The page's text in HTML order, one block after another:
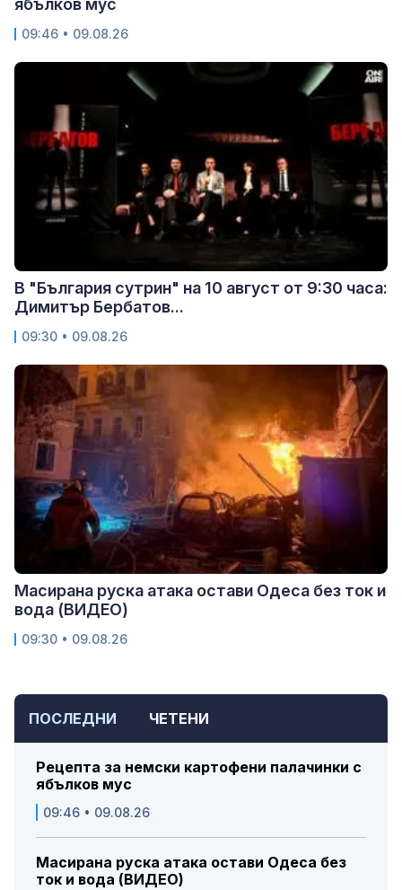
ПОСЛЕДНИ ЧЕТЕНИ
Рецепта за немски картофени палачинки с
ябълков мус
09:46 • 09.08.26
Масирана руска атака остави Одеса без
ток и вода (ВИДЕО)
ябълков мус
09:46 • 09.08.26
В "България сутрин" на 10 август от 9:30 часа:
Димитър Бербатов...
09:30 • 09.08.26
Масирана руска атака остави Одеса без ток и
вода (ВИДЕО)
09:30 • 09.08.26